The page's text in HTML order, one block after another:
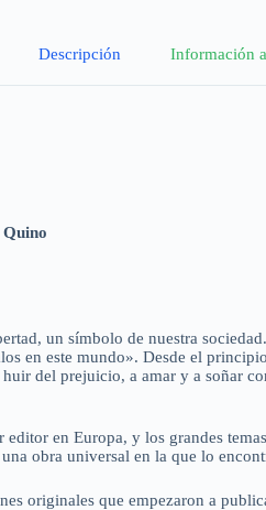
Descripción Información
un símbolo de nuestra
en este mundo». Desde el
del prejuicio, a amar y a soñar
en Europa, y los grandes
obra universal en la que lo
originales que empezaron a